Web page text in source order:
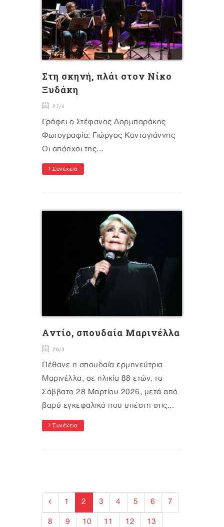
Στη σκηνή, πλάι στον Νίκο
Ξυδάκη
27/4
Γράφει ο Στέφανος Δορμπαράκης
Φωτογραφία: Γιώργος Κοντογιάννης
Οι απόηχοι της...
Συνέχεια
Aντίο, σπουδαία Μαρινέλλα
28/3
Πέθανε η σπουδαία ερμηνεύτρια
Μαρινέλλα, σε ηλικία 88 ετών, το
Σάββατο 28 Μαρτίου 2026, μετά από
βαρύ εγκεφαλικό που υπέστη στις...
Συνέχεια
1 2 3 4 5 6 7
8 9 10 11 12 13